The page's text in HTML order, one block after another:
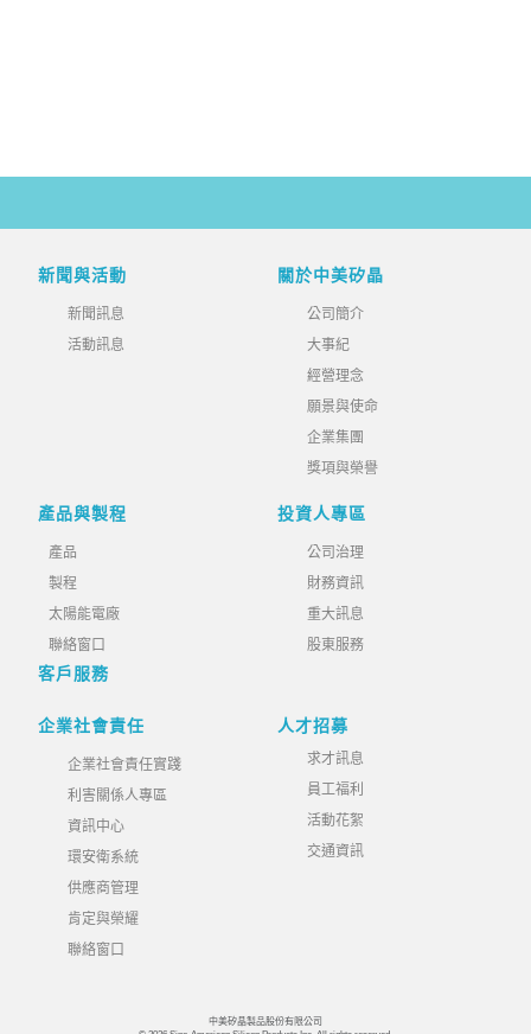
新聞與活動
新聞訊息
活動訊息
關於中美矽晶
公司簡介
大事紀
經營理念
願景與使命
企業集團
獎項與榮譽
產品與製程
產品
製程
太陽能電廠
聯絡窗口
客戶服務
投資人專區
公司治理
財務資訊
重大訊息
股東服務
企業社會責任
企業社會責任實踐
利害關係人專區
資訊中心
環安衛系統
供應商管理
肯定與榮耀
聯絡窗口
人才招募
求才訊息
員工福利
活動花絮
交通資訊
中美矽晶製品股份有限公司